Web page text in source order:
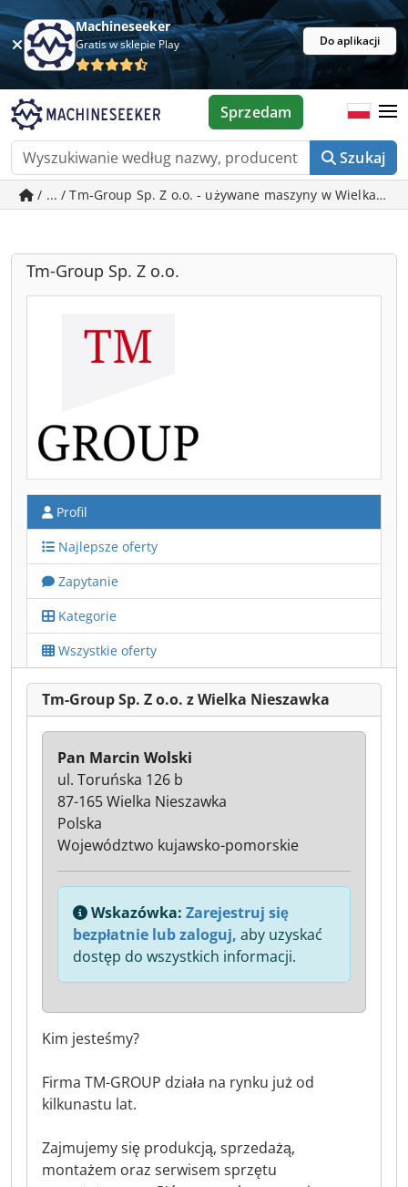
Machineseeker
Gratis w sklepie Play Do aplikacji
Szukaj
Sprzedam
/ ... / Tm-Group Sp. Z o.o. - używane maszyny w Wielka
Tm-Group Sp. Z o.o.
Profil
Najlepsze oferty
Zapytanie
Kategorie
Wszystkie oferty
Tm-Group Sp. Z o.o. z Wielka Nieszawka
Kim jesteśmy?
Firma TM-GROUP działa na rynku już od
kilkunastu lat.
Zajmujemy się produkcją, sprzedażą,
montażem oraz serwisem sprzętu
Pan Marcin Wolski
ul. Toruńska 126 b
87-165 Wielka Nieszawka
Polska
Województwo kujawsko-pomorskie
Wskazówka: Zarejestruj się
bezpłatnie lub zaloguj, aby uzyskać
dostęp do wszystkich informacji.